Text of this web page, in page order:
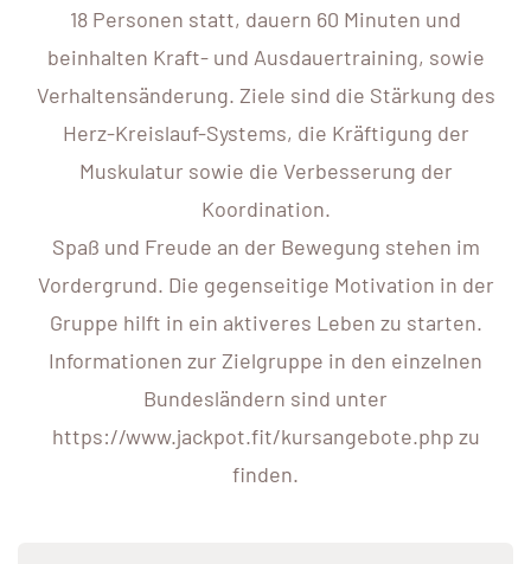
18 Personen statt, dauern 60 Minuten und
beinhalten Kraft- und Ausdauertraining, sowie
Verhaltensänderung. Ziele sind die Stärkung des
Herz-Kreislauf-Systems, die Kräftigung der
Muskulatur sowie die Verbesserung der
Koordination.
Spaß und Freude an der Bewegung stehen im
Vordergrund. Die gegenseitige Motivation in der
Gruppe hilft in ein aktiveres Leben zu starten.
Informationen zur Zielgruppe in den einzelnen
Bundesländern sind unter
https://www.jackpot.fit/kursangebote.php zu
finden.